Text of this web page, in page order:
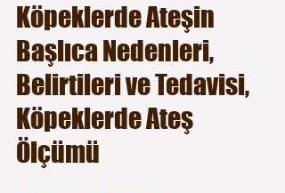
Köpeklerde Ateşin
Başlıca Nedenleri,
Belirtileri ve Tedavisi,
Köpeklerde Ateş
Ölçümü